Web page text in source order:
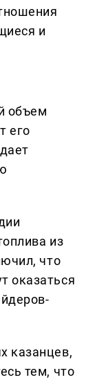
и
объем
его
из
что
оказаться
казанцев,
тем, что